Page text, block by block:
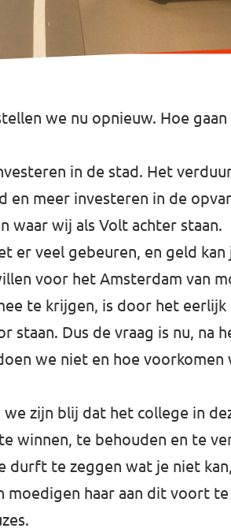
we nu opnieuw. Hoe
in de stad. Het
meer investeren in de
waar wij als Volt achter staan.
veel gebeuren, en geld kan
voor het Amsterdam van
te krijgen, is door het
Dus de vraag is nu, na
we niet en hoe voorkomen
zijn blij dat het college in
te behouden en te
te zeggen wat je niet
haar aan dit voort